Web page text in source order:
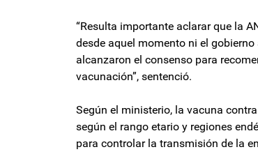
“Resulta importante aclarar que la
desde aquel momento ni el
alcanzaron el consenso para
vacunación”, sentenció.
Según el ministerio, la vacuna
según el rango etario y regiones
para controlar la transmisión de la